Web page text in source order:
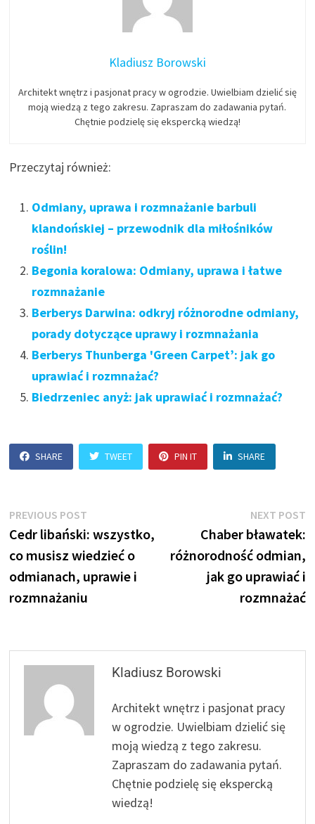
Kladiusz Borowski
Architekt wnętrz i pasjonat pracy w ogrodzie. Uwielbiam dzielić się
moją wiedzą z tego zakresu. Zapraszam do zadawania pytań.
Chętnie podzielę się ekspercką wiedzą!
Przeczytaj również:
Odmiany, uprawa i rozmnażanie barbuli
klandońskiej – przewodnik dla miłośników
roślin!
Begonia koralowa: Odmiany, uprawa i łatwe
rozmnażanie
Berberys Darwina: odkryj różnorodne odmiany,
porady dotyczące uprawy i rozmnażania
Berberys Thunberga 'Green Carpet’: jak go
uprawiać i rozmnażać?
Biedrzeniec anyż: jak uprawiać i rozmnażać?
SHARE TWEET PIN IT SHARE
Nawigacja
wpisu
PREVIOUS POST
post:
Cedr libański: wszystko,
co musisz wiedzieć o
odmianach, uprawie i
rozmnażaniu
NEXT POST
Chaber bławatek:
różnorodność odmian,
jak go uprawiać i
rozmnażać
Kladiusz Borowski
Architekt wnętrz i pasjonat pracy
w ogrodzie. Uwielbiam dzielić się
moją wiedzą z tego zakresu.
Zapraszam do zadawania pytań.
Chętnie podzielę się ekspercką
wiedzą!